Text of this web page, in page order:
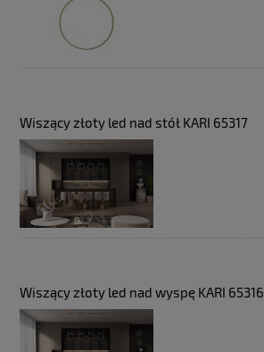
Wiszący złoty led nad stół KARI 65317
Wiszący złoty led nad wyspę KARI 65316